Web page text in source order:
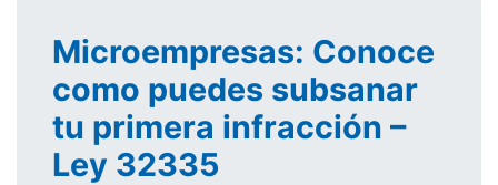
Microempresas: Conoce
como puedes subsanar
tu primera infracción –
Ley 32335